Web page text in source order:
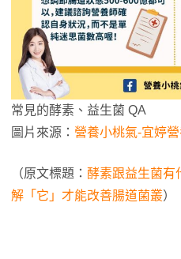
常見的酵素、益生菌 QA
圖片來源： 營養小桃氣-宜婷
（原文標題： 酵素跟益生菌有
解「它」才能改善腸道菌叢）